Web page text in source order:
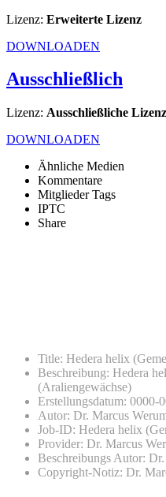
Lizenz: Erweiterte Lizenz
DOWNLOADEN
Ausschließlich
Lizenz: Ausschließliche Lizenz
DOWNLOADEN
Ähnliche Medien
Kommentare
Mitglieder Tags
IPTC
Share
Title: Hedera helix
Beschreibung: Hedera
(Araliengewächse)
Erstellungsdatum: 0000-
Autor: Dr. Marcus
Job-ID: Hedera helix
Provider: Dr. Marcus
Beschreibungs Autor:
Copyright-Notiz: Dr.